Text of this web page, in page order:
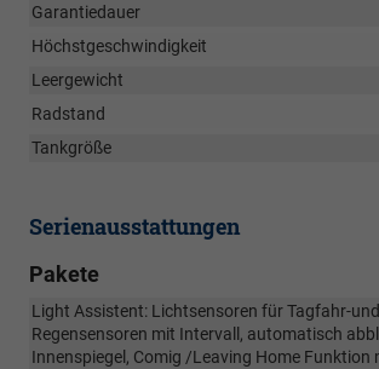
Garantiedauer
Höchstgeschwindigkeit
Leergewicht
Radstand
Tankgröße
Serienausstattungen
Pakete
Light Assistent: Lichtsensoren für Tagfahr-
Regensensoren mit Intervall, automatisch
Innenspiegel, Comig /Leaving Home Funktion